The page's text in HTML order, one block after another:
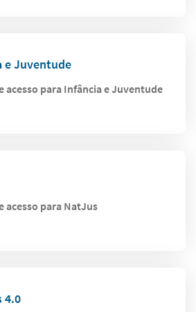
e Juventude
acesso para Infância e Juventude
acesso para NatJus
4.0